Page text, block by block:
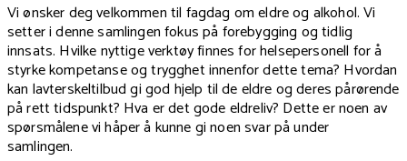
Vi ønsker deg velkommen til fagdag om eldre og alkohol. Vi
setter i denne samlingen fokus på forebygging og tidlig
innsats. Hvilke nyttige verktøy finnes for helsepersonell for å
styrke kompetanse og trygghet innenfor dette tema? Hvordan
kan lavterskeltilbud gi god hjelp til de eldre og deres pårørende
på rett tidspunkt? Hva er det gode eldreliv? Dette er noen av
spørsmålene vi håper å kunne gi noen svar på under
samlingen.